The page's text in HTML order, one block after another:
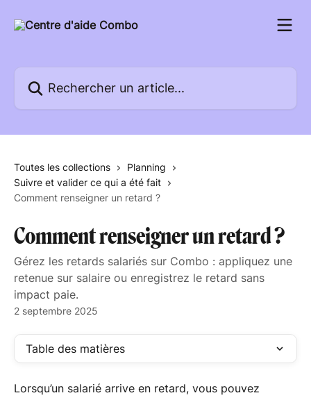
Toutes les collections
Planning
Suivre et valider ce qui a été fait
Comment renseigner un retard ?
Comment renseigner un retard ?
Gérez les retards salariés sur Combo : appliquez une
retenue sur salaire ou enregistrez le retard sans
impact paie.
2 septembre 2025
Table des matières
Lorsqu’un salarié arrive en retard, vous pouvez